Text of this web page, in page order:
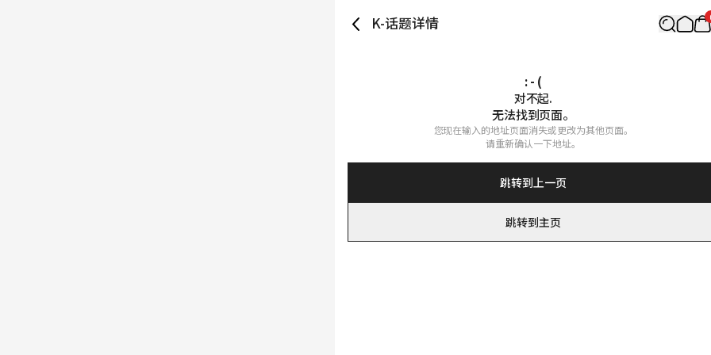
K-话题详情
: - (
对不起.
无法找到页面。
您现在输入的地址页面消失或更改为其他页面。
请重新确认一下地址。
跳转到上一页
跳转到主页